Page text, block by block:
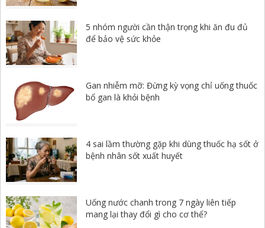
5 nhóm người cần thận trọng khi ăn đu đủ
để bảo vệ sức khỏe
Gan nhiễm mỡ: Đừng kỳ vọng chỉ uống thuốc
bổ gan là khỏi bệnh
4 sai lầm thường gặp khi dùng thuốc hạ sốt ở
bệnh nhân sốt xuất huyết
Uống nước chanh trong 7 ngày liên tiếp
mang lại thay đổi gì cho cơ thể?